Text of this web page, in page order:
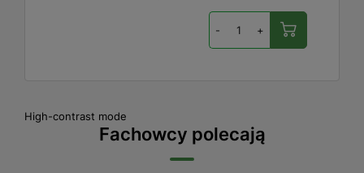
- +
High-contrast mode
Fachowcy polecają